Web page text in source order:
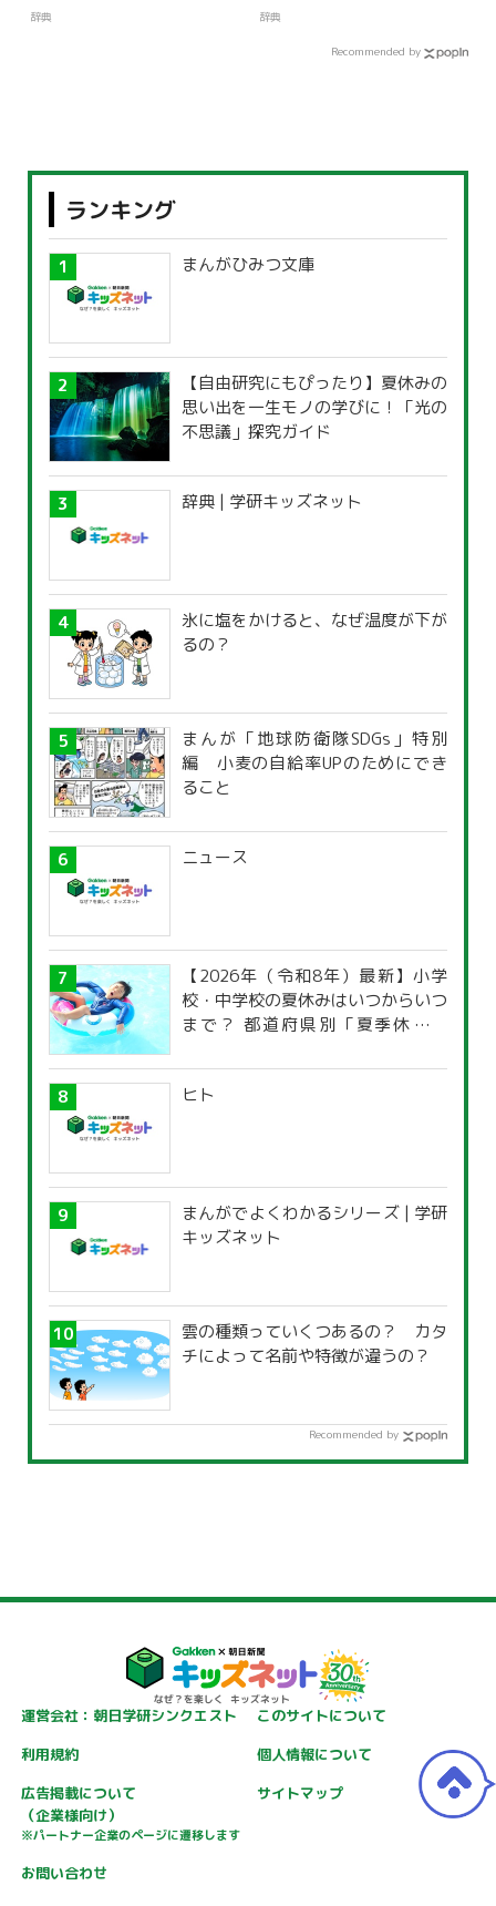
辞典 辞典
Recommended by
ランキング
まんがひみつ文庫
【自由研究にもぴったり】夏休みの
思い出を一生モノの学びに！「光の
不思議」探究ガイド
辞典 | 学研キッズネット
氷に塩をかけると、なぜ温度が下が
るの？
まんが「地球防衛隊SDGs」特別
編 小麦の自給率UPのためにでき
ること
ニュース
【2026年（令和8年）最新】小学
校・中学校の夏休みはいつからいつ
まで？ 都道府県別「夏季休暇一
ヒト
まんがでよくわかるシリーズ | 学研
キッズネット
雲の種類っていくつあるの？ カタ
チによって名前や特徴が違うの？
Recommended by
運営会社：朝日学研シンクエスト
このサイトについて
利用規約
個人情報について
広告掲載について
（企業様向け）
※パートナー企業のページに遷移します
サイトマップ
お問い合わせ